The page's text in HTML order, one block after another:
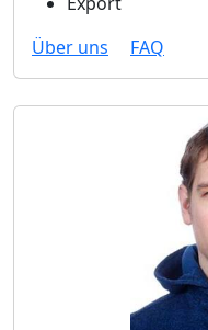
Über uns
FAQ